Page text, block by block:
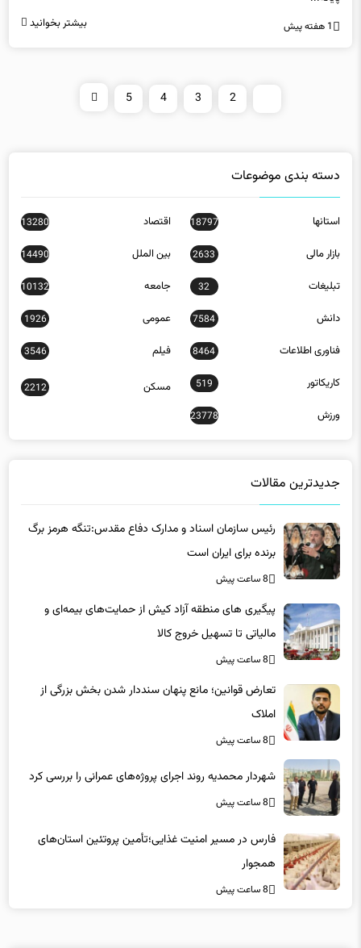
1 هفته پیش بیشتر بخوانید
2
3
4
5
دسته بندی موضوعات
استانها 18797 اقتصاد 13280
بازار مالی 2633 بین الملل 14490
تبلیغات 32 جامعه 10132
دانش 7584 عمومی 1926
فناوری اطلاعات 8464 فیلم 3546
کاریکاتور 519 مسکن 2212
ورزش 23778
جدیدترین مقالات
رئیس سازمان اسناد و مدارک دفاع مقدس:تنگه هرمز برگ
برنده برای ایران است
8 ساعت پیش
پیگیری های منطقه آزاد کیش از حمایت‌های بیمه‌ای و
مالیاتی تا تسهیل خروج کالا
8 ساعت پیش
تعارض قوانین؛ مانع پنهان سنددار شدن بخش بزرگی از
املاک
8 ساعت پیش
شهردار محمدیه روند اجرای پروژه‌های عمرانی را بررسی کرد
8 ساعت پیش
فارس در مسیر امنیت غذایی؛تأمین‌ پروتئین استان‌های
همجوار
8 ساعت پیش